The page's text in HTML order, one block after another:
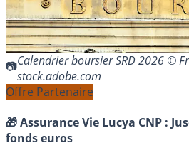
Calendrier boursier SRD 2026 ©
stock.adobe.com
Offre Partenaire
🎁 Assurance Vie Lucya CNP :
fonds euros